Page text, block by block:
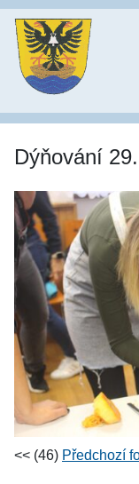
Dýňování
<< (46) Předchozí